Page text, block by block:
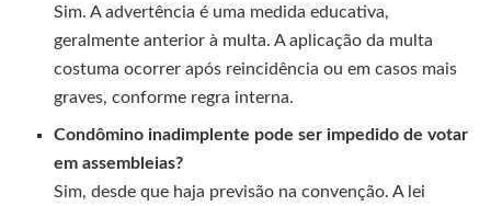
Sim. A advertência é uma medida educativa,
geralmente anterior à multa. A aplicação da multa
costuma ocorrer após reincidência ou em casos mais
graves, conforme regra interna.
Condômino inadimplente pode ser impedido de votar
em assembleias?
Sim, desde que haja previsão na convenção. A lei